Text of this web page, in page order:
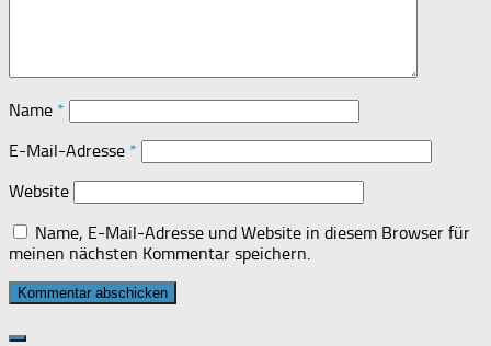
Name *
E-Mail-Adresse *
Website
Name, E-Mail-Adresse und Website in diesem Browser für
meinen nächsten Kommentar speichern.